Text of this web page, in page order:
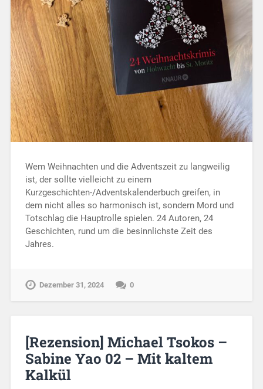
Wem Weihnachten und die Adventszeit zu langweilig
ist, der sollte vielleicht zu einem
Kurzgeschichten-/Adventskalenderbuch greifen, in
dem nicht alles so harmonisch ist, sondern Mord und
Totschlag die Hauptrolle spielen. 24 Autoren, 24
Geschichten, rund um die besinnlichste Zeit des
Jahres.
Dezember 31, 2024 0
[Rezension] Michael Tsokos –
Sabine Yao 02 – Mit kaltem
Kalkül